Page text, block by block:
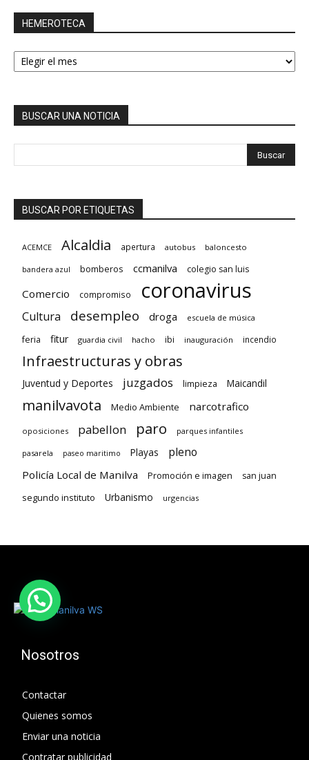
HEMEROTECA
HEMEROTECA
BUSCAR UNA NOTICIA
BUSCAR POR ETIQUETAS
ACEMCE Alcaldia apertura autobus baloncesto
bandera azul bomberos ccmanilva colegio san luis
Comercio compromiso coronavirus
Cultura desempleo droga escuela de música
feria fitur guardia civil hacho ibi inauguración incendio
Infraestructuras y obras
Juventud y Deportes juzgados limpieza Maicandil
manilvavota Medio Ambiente narcotrafico
oposiciones pabellon paro parques infantiles
pasarela paseo maritimo Playas pleno
Policía Local de Manilva Promoción e imagen san juan
segundo instituto Urbanismo urgencias
Nosotros
Contactar
Quienes somos
Enviar una noticia
Contratar publicidad